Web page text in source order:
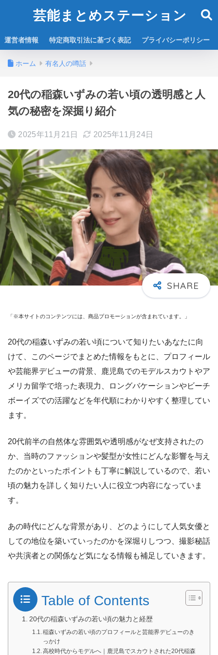
芸能まとめステーション
運営者情報 特定商取引法に基づく表記 プライバシーポリシー
ホーム 有名人の噂話
20代の稲森いずみの若い頃の透明感と人
気の秘密を深掘り紹介
2025年11月21日 2025年11月24日
「※本サイトのコンテンツには、商品プロモーションが含まれています。」
20代の稲森いずみの若い頃について知りたいあなたに向
けて、このページでまとめた情報をもとに、プロフィール
や芸能界デビューの背景、鹿児島でのモデルスカウトやア
メリカ留学で培った表現力、ロングバケーションやビーチ
ボーイズでの活躍などを年代順にわかりやすく整理してい
ます。
20代前半の自然体な雰囲気や透明感がなぜ支持されたの
か、当時のファッションや髪型が女性にどんな影響を与え
たのかといったポイントも丁寧に解説しているので、若い
頃の魅力を詳しく知りたい人に役立つ内容になっていま
す。
あの時代にどんな背景があり、どのようにして人気女優と
しての地位を築いていったのかを深堀りしつつ、撮影秘話
や共演者との関係など気になる情報も補足していきます。
Table of Contents
20代の稲森いずみの若い頃の魅力と経歴
稲森いずみの若い頃のプロフィールと芸能界デビューのき
っかけ
高校時代からモデルへ｜鹿児島でスカウトされた20代稲森